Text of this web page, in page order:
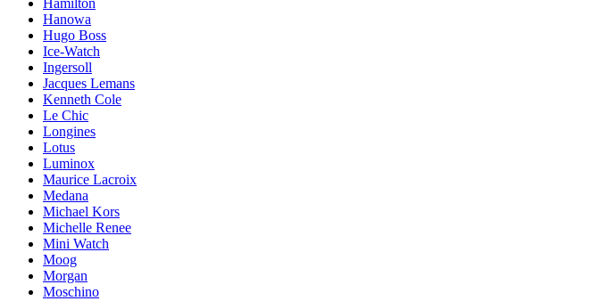
Hamilton
Hanowa
Hugo Boss
Ice-Watch
Ingersoll
Jacques Lemans
Kenneth Cole
Le Chic
Longines
Lotus
Luminox
Maurice Lacroix
Medana
Michael Kors
Michelle Renee
Mini Watch
Moog
Morgan
Moschino